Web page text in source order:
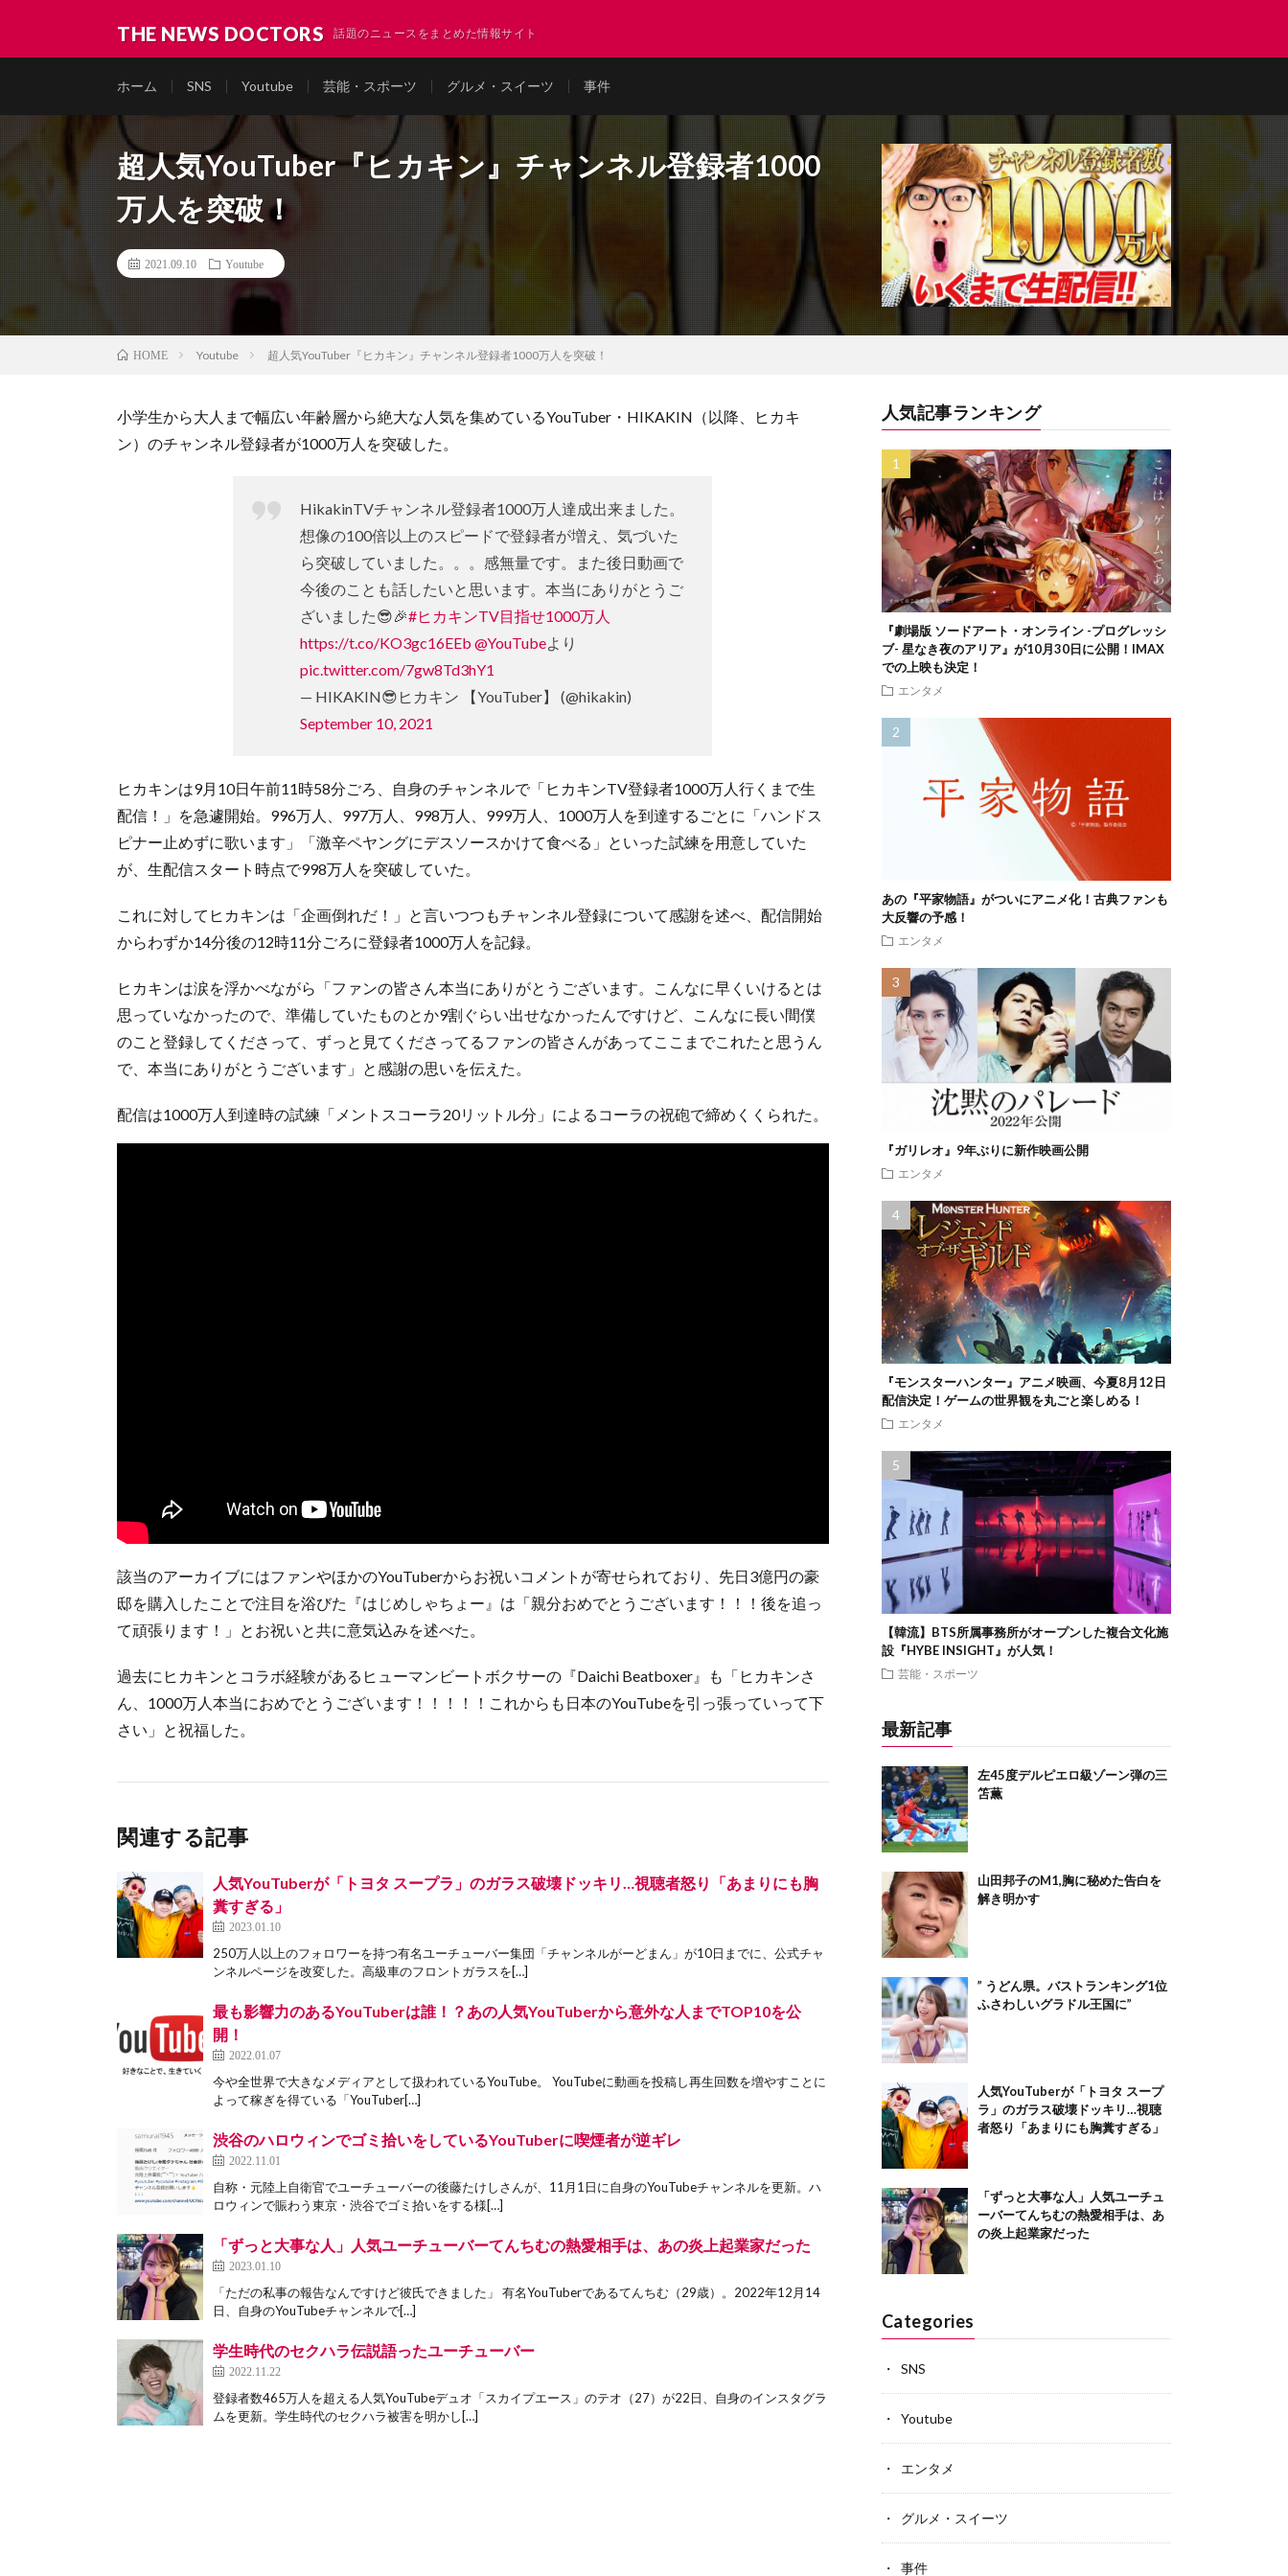
THE NEWS DOCTORS 話題のニュースをまとめた情報サイト
ホーム SNS Youtube 芸能・スポーツ グルメ・スイーツ 事件
超人気YouTuber『ヒカキン』チャンネル登録者1000
万人を突破！
2021.09.10 Youtube
HOME Youtube 超人気YouTuber『ヒカキン』チャンネル登録者1000万人を突破！
小学生から大人まで幅広い年齢層から絶大な人気を集めているYouTuber・HIKAKIN（以降、ヒカキ
ン）のチャンネル登録者が1000万人を突破した。
HikakinTVチャンネル登録者1000万人達成出来ました。
想像の100倍以上のスピードで登録者が増え、気づいた
ら突破していました。。。感無量です。また後日動画で
今後のことも話したいと思います。本当にありがとうご
ざいました😎🎉#ヒカキンTV目指せ1000万人
https://t.co/KO3gc16EEb @YouTubeより
pic.twitter.com/7gw8Td3hY1
— HIKAKIN😎ヒカキン 【YouTuber】 (@hikakin)
September 10, 2021
ヒカキンは9月10日午前11時58分ごろ、自身のチャンネルで「ヒカキンTV登録者1000万人行くまで生
配信！」を急遽開始。996万人、997万人、998万人、999万人、1000万人を到達するごとに「ハンドス
ピナー止めずに歌います」「激辛ペヤングにデスソースかけて食べる」といった試練を用意していた
が、生配信スタート時点で998万人を突破していた。
これに対してヒカキンは「企画倒れだ！」と言いつつもチャンネル登録について感謝を述べ、配信開始
からわずか14分後の12時11分ごろに登録者1000万人を記録。
ヒカキンは涙を浮かべながら「ファンの皆さん本当にありがとうございます。こんなに早くいけるとは
思っていなかったので、準備していたものとか9割ぐらい出せなかったんですけど、こんなに長い間僕
のこと登録してくださって、ずっと見てくださってるファンの皆さんがあってここまでこれたと思うん
で、本当にありがとうございます」と感謝の思いを伝えた。
配信は1000万人到達時の試練「メントスコーラ20リットル分」によるコーラの祝砲で締めくくられた。
該当のアーカイブにはファンやほかのYouTuberからお祝いコメントが寄せられており、先日3億円の豪
邸を購入したことで注目を浴びた『はじめしゃちょー』は「親分おめでとうございます！！！後を追っ
て頑張ります！」とお祝いと共に意気込みを述べた。
過去にヒカキンとコラボ経験があるヒューマンビートボクサーの『Daichi Beatboxer』も「ヒカキンさ
ん、1000万人本当におめでとうございます！！！！！これからも日本のYouTubeを引っ張っていって下
さい」と祝福した。
関連する記事
人気YouTuberが「トヨタ スープラ」のガラス破壊ドッキリ…視聴者怒り「あまりにも胸
糞すぎる」
2023.01.10
250万人以上のフォロワーを持つ有名ユーチューバー集団「チャンネルがーどまん」が10日までに、公式チャ
ンネルページを改変した。高級車のフロントガラスを[…]
最も影響力のあるYouTuberは誰！？あの人気YouTuberから意外な人までTOP10を公
開！
2022.01.07
今や全世界で大きなメディアとして扱われているYouTube。 YouTubeに動画を投稿し再生回数を増やすことに
よって稼ぎを得ている「YouTuber[…]
渋谷のハロウィンでゴミ拾いをしているYouTuberに喫煙者が逆ギレ
2022.11.01
自称・元陸上自衛官でユーチューバーの後藤たけしさんが、11月1日に自身のYouTubeチャンネルを更新。ハ
ロウィンで賑わう東京・渋谷でゴミ拾いをする様[…]
「ずっと大事な人」人気ユーチューバーてんちむの熱愛相手は、あの炎上起業家だった
2023.01.10
「ただの私事の報告なんですけど彼氏できました」 有名YouTuberであるてんちむ（29歳）。2022年12月14
日、自身のYouTubeチャンネルで[…]
学生時代のセクハラ伝説語ったユーチューバー
2022.11.22
登録者数465万人を超える人気YouTubeデュオ「スカイプエース」のテオ（27）が22日、自身のインスタグラ
ムを更新。学生時代のセクハラ被害を明かし[…]
人気記事ランキング
『劇場版 ソードアート・オンライン -プログレッシ
ブ- 星なき夜のアリア』が10月30日に公開！IMAX
での上映も決定！
エンタメ
あの『平家物語』がついにアニメ化！古典ファンも
大反響の予感！
エンタメ
『ガリレオ』9年ぶりに新作映画公開
エンタメ
『モンスターハンター』アニメ映画、今夏8月12日
配信決定！ゲームの世界観を丸ごと楽しめる！
エンタメ
【韓流】BTS所属事務所がオープンした複合文化施
設『HYBE INSIGHT』が人気！
芸能・スポーツ
最新記事
左45度デルピエロ級ゾーン弾の三
笘薫
山田邦子のM1,胸に秘めた告白を
解き明かす
” うどん県。バストランキング1位
ふさわしいグラドル王国に”
人気YouTuberが「トヨタ スープ
ラ」のガラス破壊ドッキリ…視聴
者怒り「あまりにも胸糞すぎる」
「ずっと大事な人」人気ユーチュ
ーバーてんちむの熱愛相手は、あ
の炎上起業家だった
Categories
SNS
Youtube
エンタメ
グルメ・スイーツ
事件